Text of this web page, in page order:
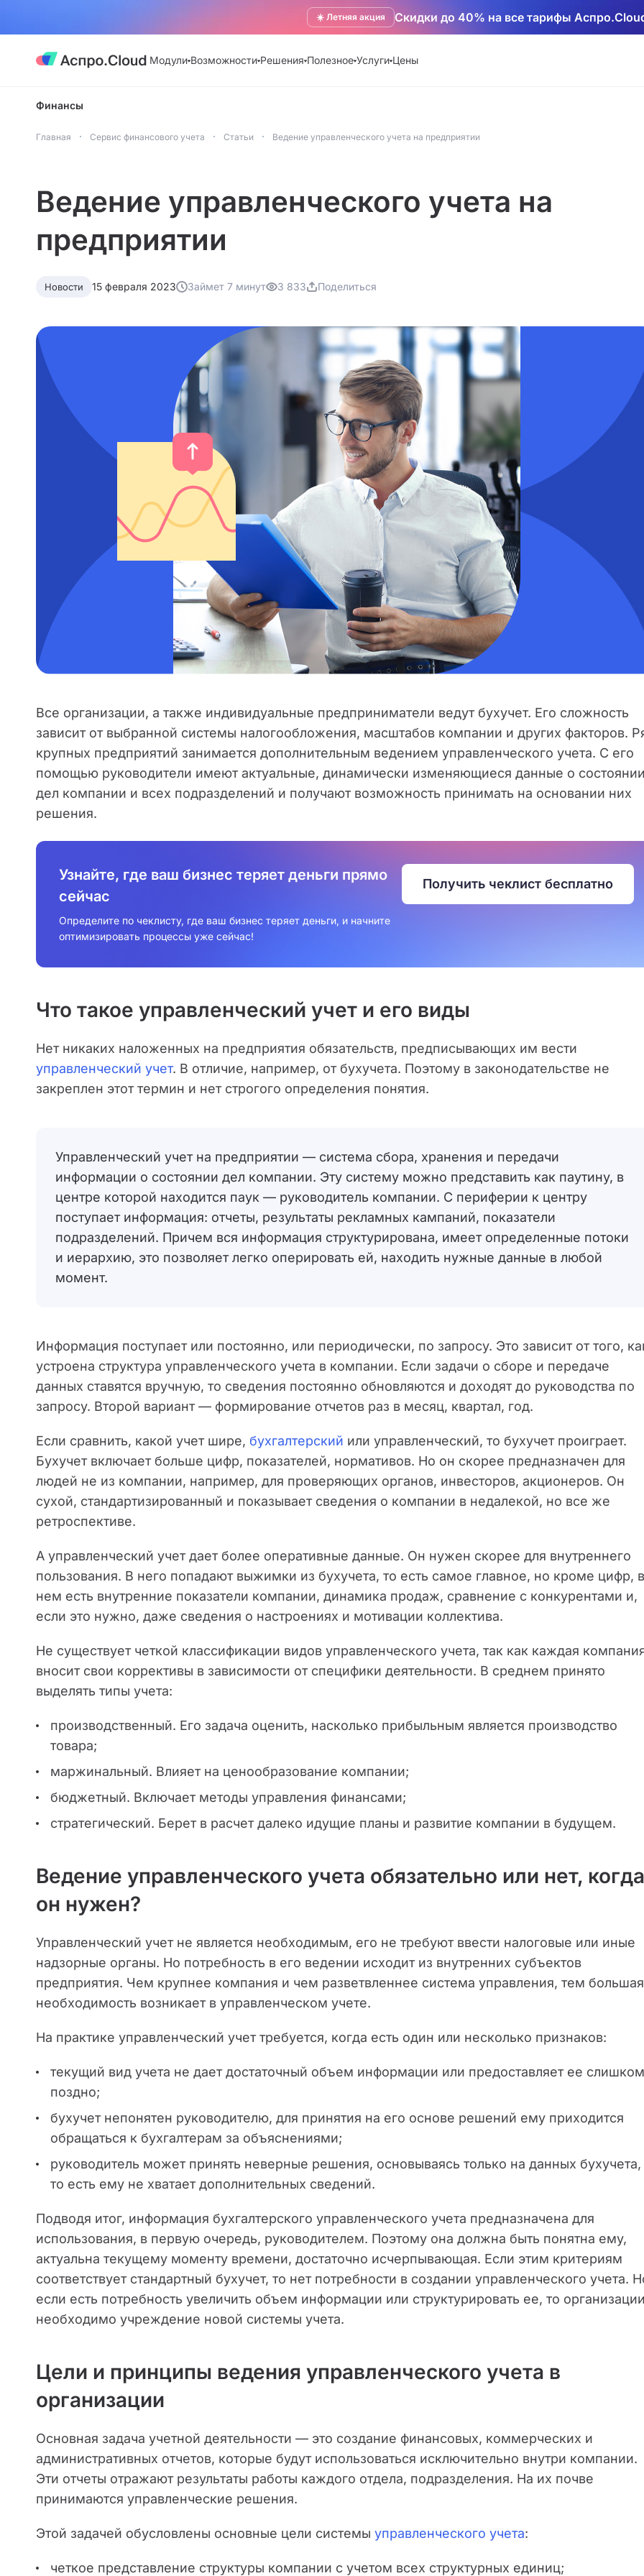
☀️ Летняя акция Скидки до 40% на все тарифы
Модули Возможности Решения Полезное Услуги Цены
Финансы
Главная Сервис финансового учета Статьи Ведение управленческого учета на предприятии
Ведение управленческого учета на
предприятии
Новости 15 февраля 2023 Займет 7 минут 3 833 Поделиться
Все организации, а также индивидуальные предприниматели ведут бухучет. Его сложность
зависит от выбранной системы налогообложения, масштабов компании и других факторов.
крупных предприятий занимается дополнительным ведением управленческого учета. С его
помощью руководители имеют актуальные, динамически изменяющиеся данные о
дел компании и всех подразделений и получают возможность принимать на основании них
решения.
Узнайте, где ваш бизнес теряет деньги прямо
сейчас
Определите по чеклисту, где ваш бизнес теряет деньги, и начните
оптимизировать процессы уже сейчас!
Получить чеклист бесплатно
Что такое управленческий учет и его виды
Нет никаких наложенных на предприятия обязательств, предписывающих им вести
управленческий учет. В отличие, например, от бухучета. Поэтому в законодательстве не
закреплен этот термин и нет строгого определения понятия.
Управленческий учет на предприятии — система сбора, хранения и передачи
информации о состоянии дел компании. Эту систему можно представить как паутину, в
центре которой находится паук — руководитель компании. С периферии к центру
поступает информация: отчеты, результаты рекламных кампаний, показатели
подразделений. Причем вся информация структурирована, имеет определенные потоки
и иерархию, это позволяет легко оперировать ей, находить нужные данные в любой
момент.
Информация поступает или постоянно, или периодически, по запросу. Это зависит от того,
устроена структура управленческого учета в компании. Если задачи о сборе и передаче
данных ставятся вручную, то сведения постоянно обновляются и доходят до руководства по
запросу. Второй вариант — формирование отчетов раз в месяц, квартал, год.
Если сравнить, какой учет шире, бухгалтерский или управленческий, то бухучет проиграет.
Бухучет включает больше цифр, показателей, нормативов. Но он скорее предназначен для
людей не из компании, например, для проверяющих органов, инвесторов, акционеров. Он
сухой, стандартизированный и показывает сведения о компании в недалекой, но все же
ретроспективе.
А управленческий учет дает более оперативные данные. Он нужен скорее для внутреннего
пользования. В него попадают выжимки из бухучета, то есть самое главное, но кроме цифр, в
нем есть внутренние показатели компании, динамика продаж, сравнение с конкурентами и,
если это нужно, даже сведения о настроениях и мотивации коллектива.
Не существует четкой классификации видов управленческого учета, так как каждая
вносит свои коррективы в зависимости от специфики деятельности. В среднем принято
выделять типы учета:
производственный. Его задача оценить, насколько прибыльным является производство
товара;
маржинальный. Влияет на ценообразование компании;
бюджетный. Включает методы управления финансами;
стратегический. Берет в расчет далеко идущие планы и развитие компании в будущем.
Ведение управленческого учета обязательно или нет, когда
он нужен?
Управленческий учет не является необходимым, его не требуют ввести налоговые или иные
надзорные органы. Но потребность в его ведении исходит из внутренних субъектов
предприятия. Чем крупнее компания и чем разветвленнее система управления, тем большая
необходимость возникает в управленческом учете.
На практике управленческий учет требуется, когда есть один или несколько признаков:
текущий вид учета не дает достаточный объем информации или предоставляет ее слишком
поздно;
бухучет непонятен руководителю, для принятия на его основе решений ему приходится
обращаться к бухгалтерам за объяснениями;
руководитель может принять неверные решения, основываясь только на данных бухучета,
то есть ему не хватает дополнительных сведений.
Подводя итог, информация бухгалтерского управленческого учета предназначена для
использования, в первую очередь, руководителем. Поэтому она должна быть понятна ему,
актуальна текущему моменту времени, достаточно исчерпывающая. Если этим критериям
соответствует стандартный бухучет, то нет потребности в создании управленческого учета.
если есть потребность увеличить объем информации или структурировать ее, то
необходимо учреждение новой системы учета.
Цели и принципы ведения управленческого учета в
организации
Основная задача учетной деятельности — это создание финансовых, коммерческих и
административных отчетов, которые будут использоваться исключительно внутри компании.
Эти отчеты отражают результаты работы каждого отдела, подразделения. На их почве
принимаются управленческие решения.
Этой задачей обусловлены основные цели системы управленческого учета:
четкое представление структуры компании с учетом всех структурных единиц;